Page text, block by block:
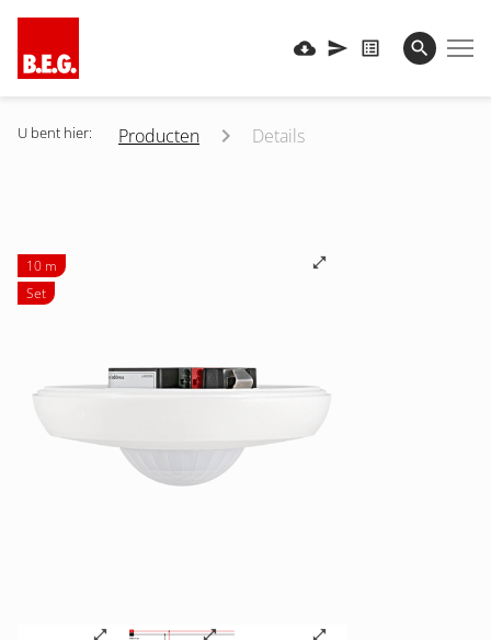
U bent hier: Producten Details
10 m
Set